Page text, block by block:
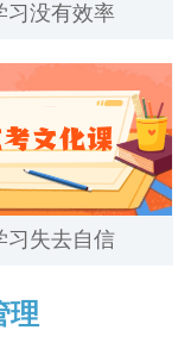
习没有效率
习失去自信
理